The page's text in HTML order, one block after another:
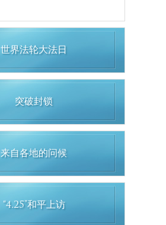
世界法轮大法日
突破封锁
来自各地的问候
“4.25”和平上访